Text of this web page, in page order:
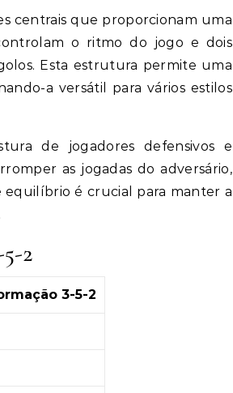
centrais que proporcionam uma
o ritmo do jogo e dois
Esta estrutura permite uma
a versátil para vários estilos
de jogadores defensivos e
as jogadas do adversário,
equilíbrio é crucial para manter a
2
3-5-2